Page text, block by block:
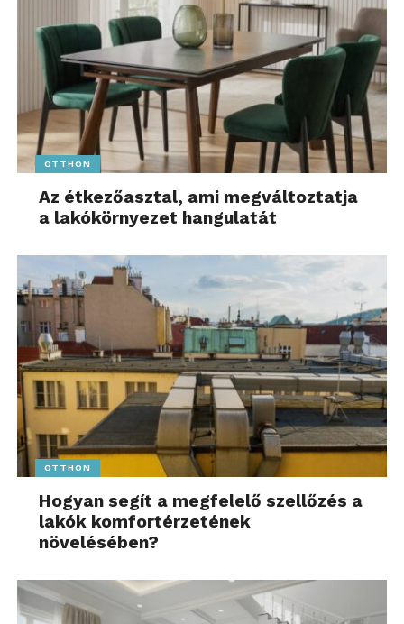
OTTHON
Az étkezőasztal, ami megváltoztatja
a lakókörnyezet hangulatát
OTTHON
Hogyan segít a megfelelő szellőzés a
lakók komfortérzetének
növelésében?